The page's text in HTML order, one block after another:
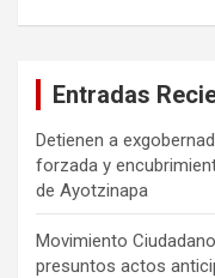
Entradas
Detienen a
forzada y
de Ayotzinapa
Movimiento
presuntos actos